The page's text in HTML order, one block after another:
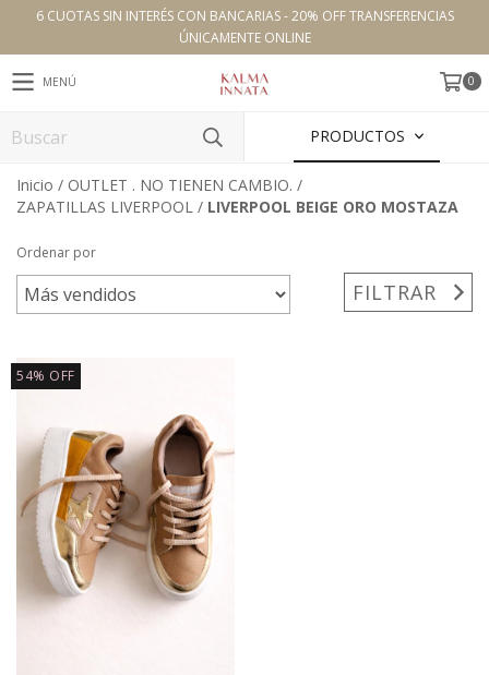
6 CUOTAS SIN INTERÉS CON BANCARIAS - 20% OFF TRANSFERENCIAS
ÚNICAMENTE ONLINE
MENÚ 0
PRODUCTOS
Inicio / OUTLET . NO TIENEN CAMBIO. /
ZAPATILLAS LIVERPOOL / LIVERPOOL BEIGE ORO MOSTAZA
Ordenar por
FILTRAR
54% OFF